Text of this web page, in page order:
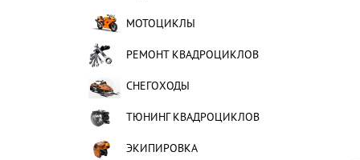
МОТОЦИКЛЫ
РЕМОНТ КВАДРОЦИКЛОВ
СНЕГОХОДЫ
ТЮНИНГ КВАДРОЦИКЛОВ
ЭКИПИРОВКА